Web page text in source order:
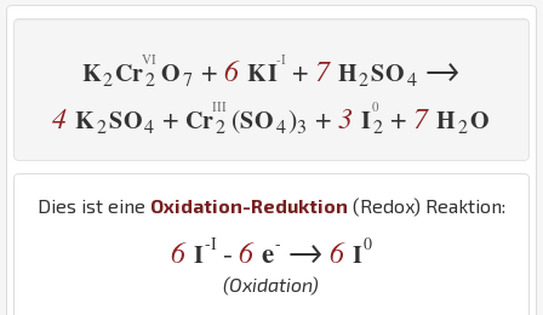
K2Cr2 O7 +6 KI + 7 H2SO4 →
4 K2SO4 + Cr2 (SO4)3 +3 I2 + 7 H2O
Dies ist eine Oxidation-Reduktion (Redox) Reaktion:
6 I-I -6 e- → 6 I0
(Oxidation)